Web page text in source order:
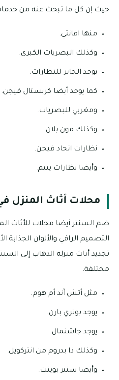
حيث إن كل ما تبحث عنه من
منها افانتي.
وكذلك البصريات الكبرى.
يوجد الجابر للنظارات.
كما يوجد أيضا كريستال فيجن.
ومغربي للبصريات.
وكذلك مون بلان.
نظارات اتحاد فيجن.
وأيضا نظارات يتيم.
محلات أثاث المنزل
ضم السنتر أيضا محلات للأثاث
التصميم الراقي والألوان
تجديد أثاث منزله الذهاب إلى
مختلفة.
مثل أتش آند أم هوم.
يوجد بوتري بارن.
يوجد جاشنمال.
وكذلك ذا بدروم من انتركويل.
وأيضا سنتر بوينت.